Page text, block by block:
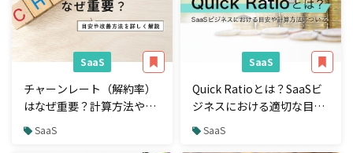
SaaS
チャーンレート（解約率）
はなぜ重要？計算方法や目
安、改善方法を解説！
SaaS
SaaS
Quick Ratioとは？SaaSビ
ジネスにおける適切な目安
や計算方法を紹介
SaaS